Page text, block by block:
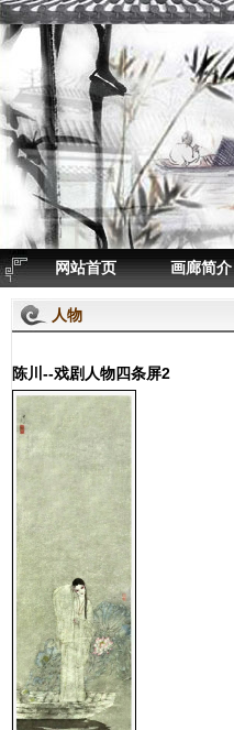
网站首页 画廊简介
人物
陈川--戏剧人物四条屏2